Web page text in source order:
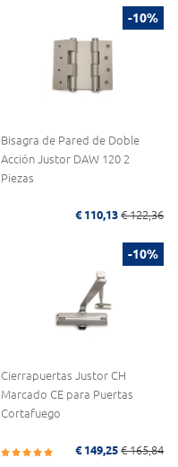
-10%
Bisagra de Pared de Doble
Acción Justor DAW 120 2
Piezas
€ 110,13 € 122,36
-10%
Cierrapuertas Justor CH
Marcado CE para Puertas
Cortafuego
€ 149,25 € 165,84